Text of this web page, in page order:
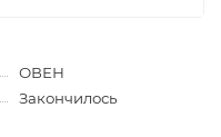
ОВЕН
Закончилось